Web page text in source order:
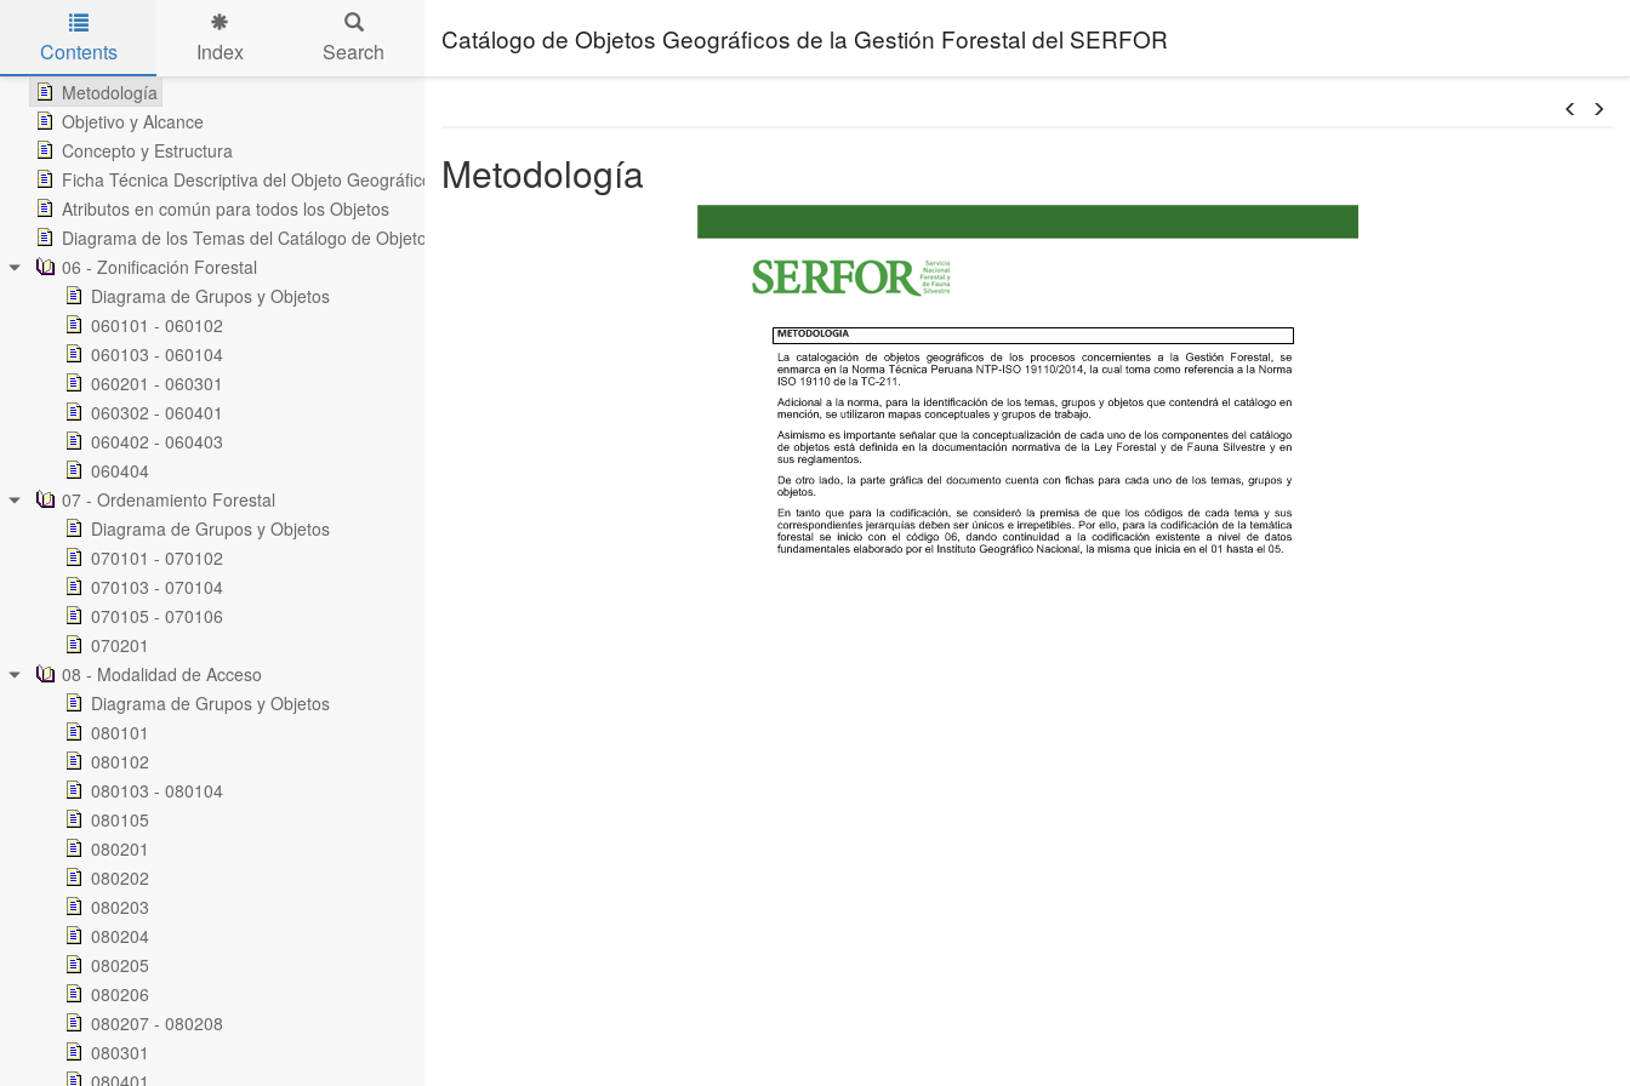
Skip to main content
Catálogo de Objetos Geográficos de la Gestión Forestal del SERFOR
Contents Index Search
Introducción
Base Legal
Metodología
Objetivo y Alcance
Concepto y Estructura
Ficha Técnica Descriptiva del Objeto Geográfico
Atributos en común para todos los Objetos
Diagrama de los Temas del Catálogo de Objetos de la Gestión Forestal
06 - Zonificación Forestal
Diagrama de Grupos y Objetos
060101 - 060102
060103 - 060104
060201 - 060301
060302 - 060401
060402 - 060403
060404
07 - Ordenamiento Forestal
Diagrama de Grupos y Objetos
070101 - 070102
070103 - 070104
070105 - 070106
070201
08 - Modalidad de Acceso
Diagrama de Grupos y Objetos
080101
080102
080103 - 080104
080105
080201
080202
080203
080204
080205
080206
080207 - 080208
080301
080401
Metodología